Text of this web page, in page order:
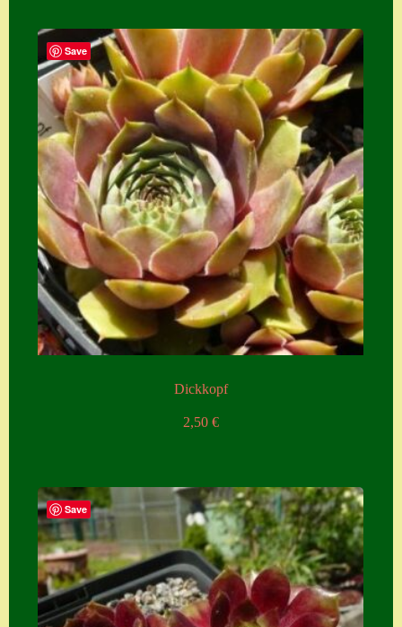
Save
Dickkopf
2,50 €
Save